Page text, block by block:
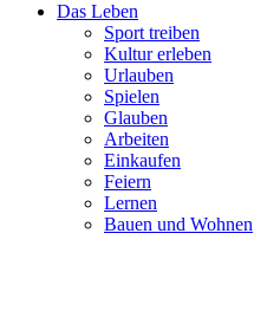
Das Leben
Sport treiben
Kultur erleben
Urlauben
Spielen
Glauben
Arbeiten
Einkaufen
Feiern
Lernen
Bauen und Wohnen